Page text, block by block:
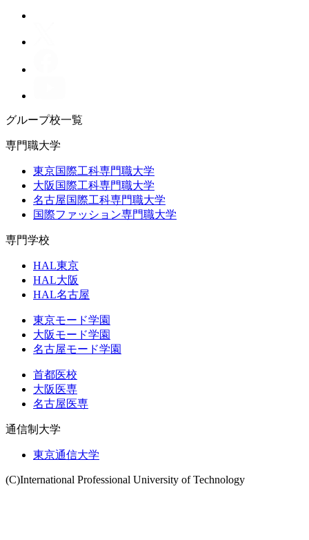
グループ校一覧
専門職大学
東京国際工科専門職大学
大阪国際工科専門職大学
名古屋国際工科専門職大学
国際ファッション専門職大学
専門学校
HAL東京
HAL大阪
HAL名古屋
東京モード学園
大阪モード学園
名古屋モード学園
首都医校
大阪医専
名古屋医専
通信制大学
東京通信大学
(C)International Professional University of Technology